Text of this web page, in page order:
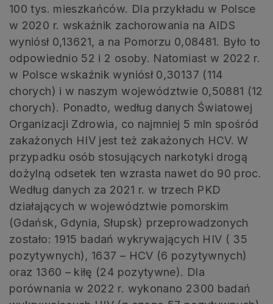
100 tys. mieszkańców. Dla przykładu w Polsce
w 2020 r. wskaźnik zachorowania na AIDS
wyniósł 0,13621, a na Pomorzu 0,08481. Było to
odpowiednio 52 i 2 osoby. Natomiast w 2022 r.
w Polsce wskaźnik wyniósł 0,30137 (114
chorych) i w naszym województwie 0,50881 (12
chorych). Ponadto, według danych Światowej
Organizacji Zdrowia, co najmniej 5 mln spośród
zakażonych HIV jest też zakażonych HCV. W
przypadku osób stosujących narkotyki drogą
dożylną odsetek ten wzrasta nawet do 90 proc.
Według danych za 2021 r. w trzech PKD
działających w województwie pomorskim
(Gdańsk, Gdynia, Słupsk) przeprowadzonych
zostało: 1915 badań wykrywających HIV ( 35
pozytywnych), 1637 – HCV (6 pozytywnych)
oraz 1360 – kiłę (24 pozytywne). Dla
porównania w 2022 r. wykonano 2300 badań